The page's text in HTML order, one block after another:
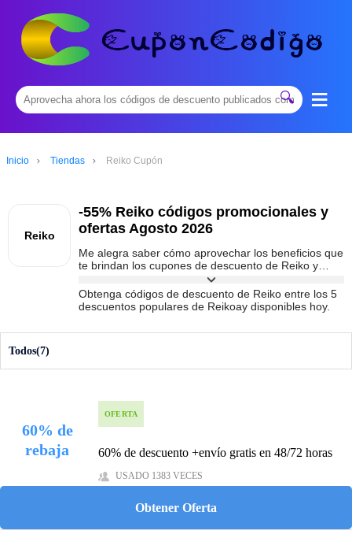
🔍 ≡
Inicio Tiendas Reiko Cupón
Reiko
-55% Reiko códigos promocionales y
ofertas Agosto 2026
Me alegra saber cómo aprovechar los beneficios que
te brindan los cupones de descuento de Reiko y
usarlos sabiamente, es genial poder ahorrar dinero
con ellos. Encuponcodigoes.com, todos los días se
proporcionan códigos promocionales especiales de
Reiko y ofertas especiales, lo que le permite ahorrar
Obtenga códigos de descuento de Reiko entre los 5
descuentos populares de Reikoay disponibles hoy.
Todos(7)
60% de
rebaja
OFERTA
60% de descuento +envío gratis en 48/72 horas
USADO 1383 VECES
Obtener Oferta